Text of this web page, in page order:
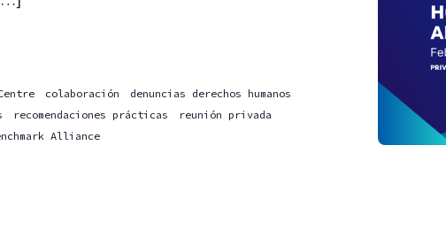
colaboración
denuncias derechos humanos
recomendaciones prácticas
reunión privada
Alliance